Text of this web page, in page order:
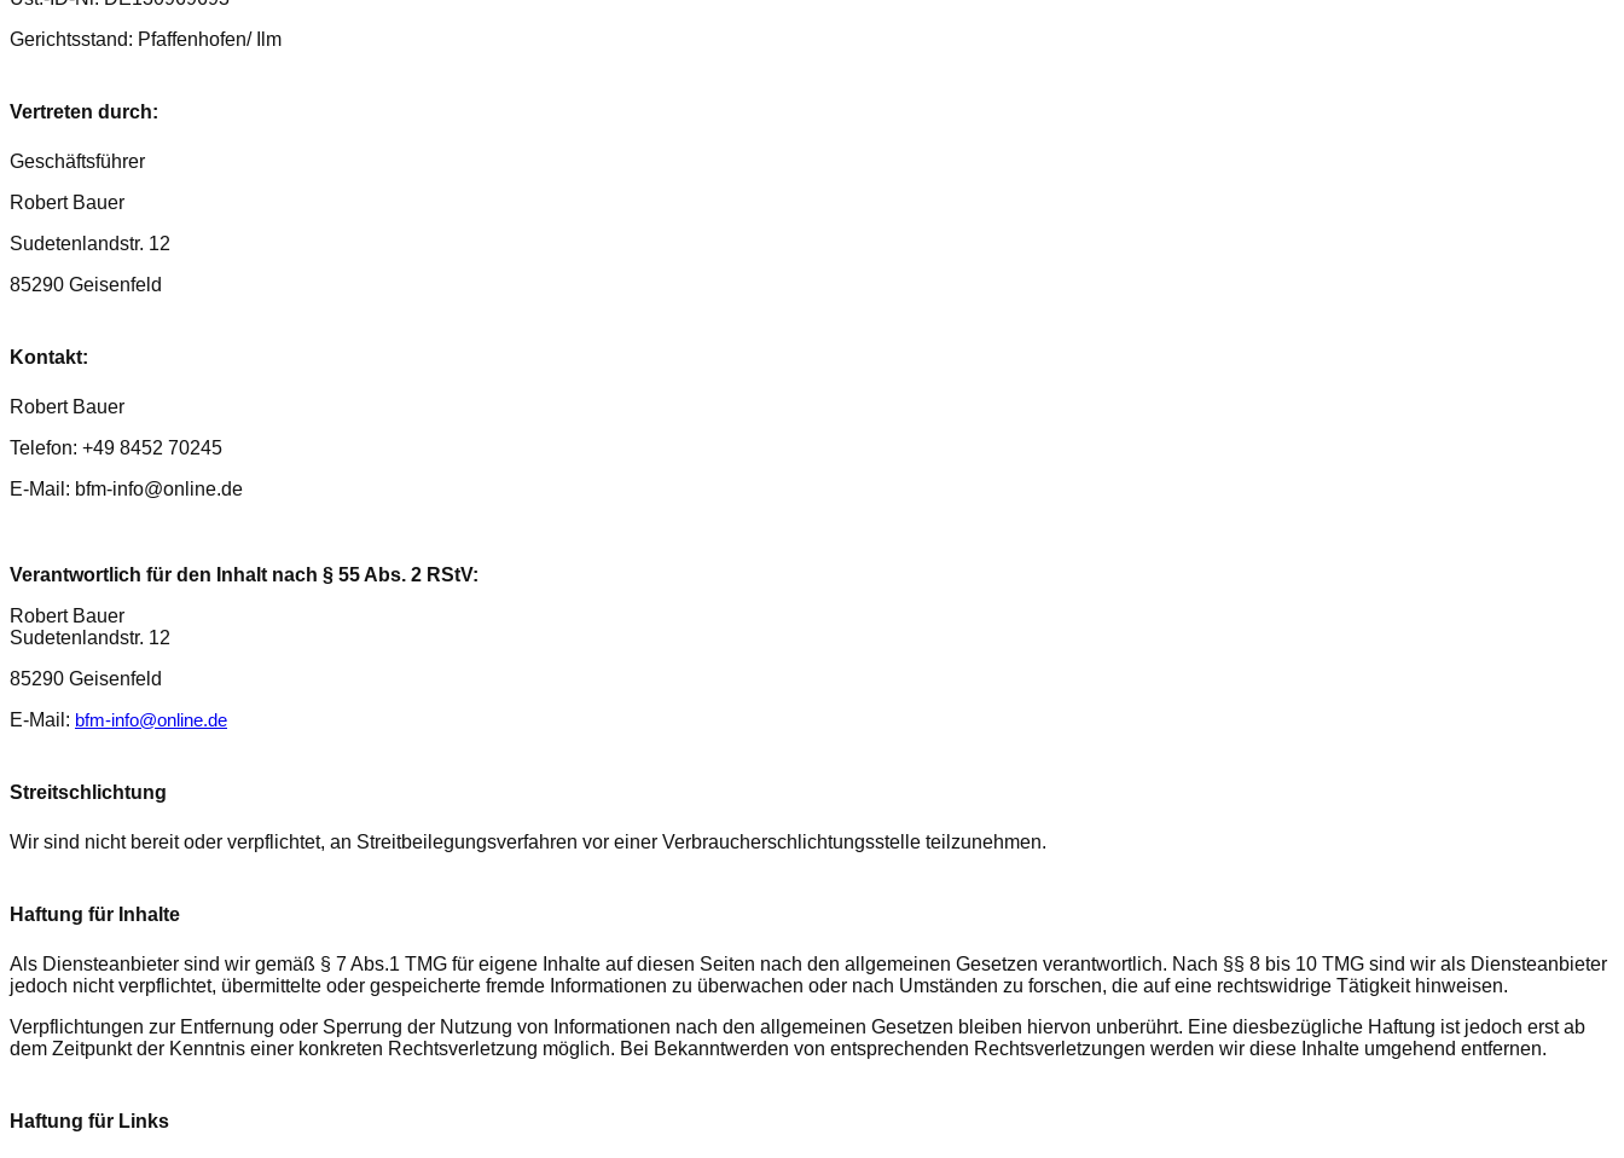
Gerichtsstand: Pfaffenhofen/ Ilm
Vertreten durch:
Geschäftsführer
Robert Bauer
Sudetenlandstr. 12
85290 Geisenfeld
Kontakt:
Robert Bauer
Telefon: +49 8452 70245
E-Mail: bfm-info@online.de
Verantwortlich für den Inhalt nach § 55 Abs. 2 RStV:
Robert Bauer
Sudetenlandstr. 12
85290 Geisenfeld
E-Mail: bfm-info@online.de
Streitschlichtung
Wir sind nicht bereit oder verpflichtet, an Streitbeilegungsverfahren vor einer Verbraucherschlichtungsstelle teilzunehmen.
Haftung für Inhalte
Als Diensteanbieter sind wir gemäß § 7 Abs.1 TMG für eigene Inhalte auf diesen Seiten nach den allgemeinen Gesetzen verantwortlich. Nach §§ 8 bis 10 TMG sind wir als Diensteanbieter
jedoch nicht verpflichtet, übermittelte oder gespeicherte fremde Informationen zu überwachen oder nach Umständen zu forschen, die auf eine rechtswidrige Tätigkeit hinweisen.
Verpflichtungen zur Entfernung oder Sperrung der Nutzung von Informationen nach den allgemeinen Gesetzen bleiben hiervon unberührt. Eine diesbezügliche Haftung ist jedoch erst ab
dem Zeitpunkt der Kenntnis einer konkreten Rechtsverletzung möglich. Bei Bekanntwerden von entsprechenden Rechtsverletzungen werden wir diese Inhalte umgehend entfernen.
Haftung für Links